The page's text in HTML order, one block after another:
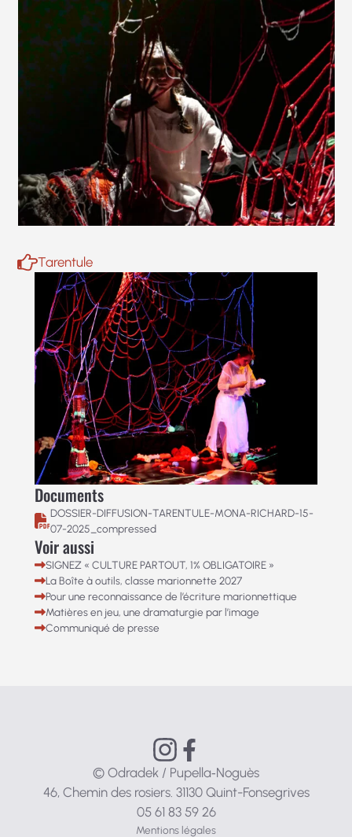
Tarentule
Documents
DOSSIER-DIFFUSION-TARENTULE-MONA-RICHARD-15-
07-2025_compressed
Voir aussi
SIGNEZ « CULTURE PARTOUT, 1% OBLIGATOIRE »
La Boîte à outils, classe marionnette 2027
Pour une reconnaissance de l’écriture marionnettique
Matières en jeu, une dramaturgie par l’image
Communiqué de presse
© Odradek / Pupella‑Noguès
46, Chemin des rosiers. 31130 Quint-Fonsegrives
05 61 83 59 26
Mentions légales